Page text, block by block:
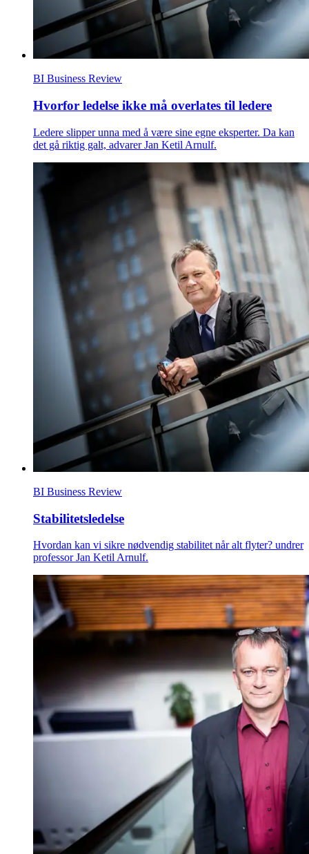
BI Business Review
Hvorfor ledelse ikke må overlates til ledere
Ledere slipper unna med å være sine egne eksperter. Da kan
det gå riktig galt, advarer Jan Ketil Arnulf.
BI Business Review
Stabilitetsledelse
Hvordan kan vi sikre nødvendig stabilitet når alt flyter? undrer
professor Jan Ketil Arnulf.